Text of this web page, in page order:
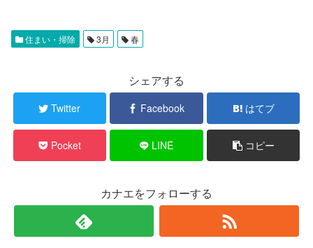
住まい・掃除 3月 春
シェアする
Twitter Facebook はてブ
Pocket LINE コピー
カナエをフォローする